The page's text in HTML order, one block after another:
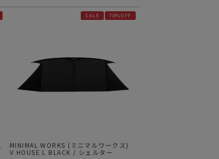
SALE 70%OFF
MINIMAL WORKS (ミニマルワークス)
V HOUSE L BLACK / シェルター